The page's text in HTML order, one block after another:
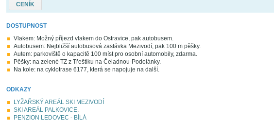
CENÍK
DOSTUPNOST
Vlakem: Možný příjezd vlakem do Ostravice, pak autobusem.
Autobusem: Nejbližší autobusová zastávka Mezivodí, pak 100 m pěšky.
Autem: parkoviště o kapacitě 100 míst pro osobní automobily, zdarma.
Pěšky: na zelené TZ z Třeštíku na Čeladnou-Podolánky.
Na kole: na cyklotrase 6177, která se napojuje na další.
ODKAZY
LYŽAŘSKÝ AREÁL SKI MEZIVODÍ
SKI AREÁL PALKOVICE.
PENZION LEDOVEC - BÍLÁ